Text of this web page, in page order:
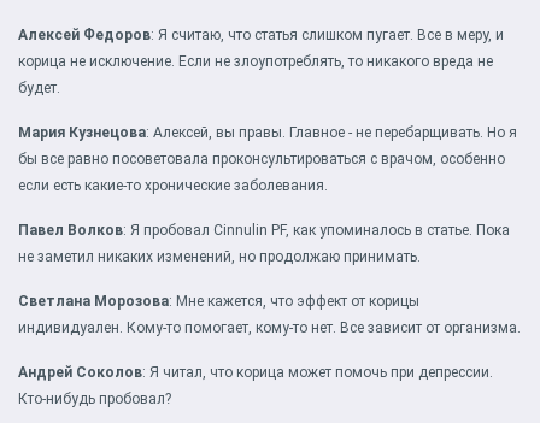
Алексей Федоров: Я считаю, что статья слишком пугает. Все в меру, и
корица не исключение. Если не злоупотреблять, то никакого вреда не
будет.
Мария Кузнецова: Алексей, вы правы. Главное - не перебарщивать. Но я
бы все равно посоветовала проконсультироваться с врачом, особенно
если есть какие-то хронические заболевания.
Павел Волков: Я пробовал Cinnulin PF, как упоминалось в статье. Пока
не заметил никаких изменений, но продолжаю принимать.
Светлана Морозова: Мне кажется, что эффект от корицы
индивидуален. Кому-то помогает, кому-то нет. Все зависит от организма.
Андрей Соколов: Я читал, что корица может помочь при депрессии.
Кто-нибудь пробовал?